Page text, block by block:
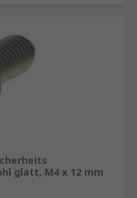
glatt, M4 x 12 mm